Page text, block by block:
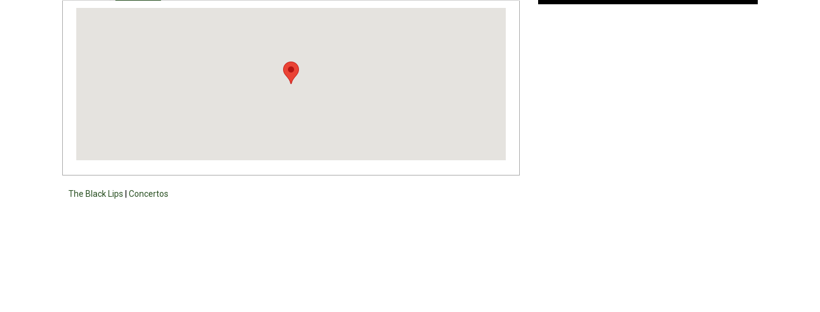
The Black Lips Concertos